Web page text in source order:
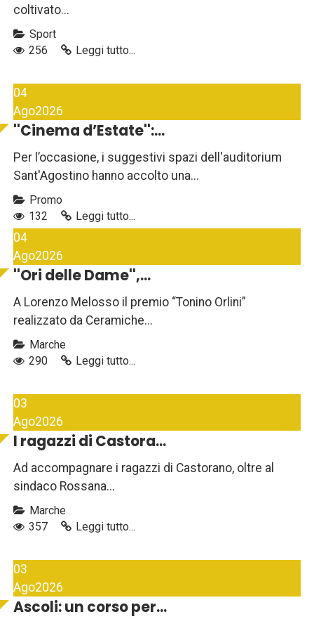
coltivato...
Sport
256
Leggi tutto...
04
Ago2026
''Cinema d’Estate'':...
Per l’occasione, i suggestivi spazi dell'auditorium
Sant'Agostino hanno accolto una...
Promo
132
Leggi tutto...
04
Ago2026
''Ori delle Dame'',...
A Lorenzo Melosso il premio “Tonino Orlini”
realizzato da Ceramiche...
Marche
290
Leggi tutto...
03
Ago2026
I ragazzi di Castora...
Ad accompagnare i ragazzi di Castorano, oltre al
sindaco Rossana...
Marche
357
Leggi tutto...
03
Ago2026
Ascoli: un corso per...